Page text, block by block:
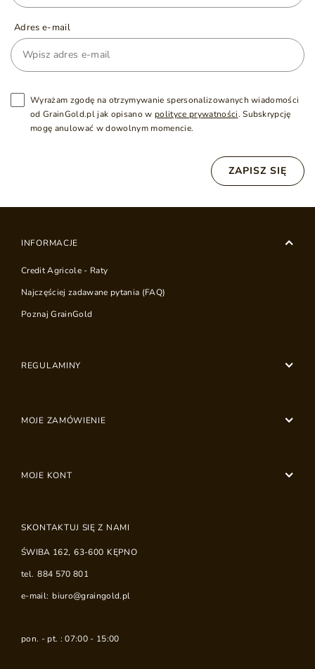
Adres e-mail
Wyrażam zgodę na otrzymywanie spersonalizowanych wiadomości
od GrainGold.pl jak opisano w polityce prywatności. Subskrypcję
mogę anulować w dowolnym momencie.
ZAPISZ SIĘ
INFORMACJE
Credit Agricole - Raty
Najczęściej zadawane pytania (FAQ)
Poznaj GrainGold
REGULAMINY
MOJE ZAMÓWIENIE
MOJE KONT
SKONTAKTUJ SIĘ Z NAMI
ŚWIBA 162, 63-600 KĘPNO
tel. 884 570 801
e-mail: biuro@graingold.pl
pon. - pt. : 07:00 - 15:00